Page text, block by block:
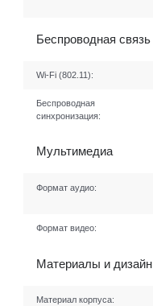
Беспроводная связь
Wi-Fi (802.11):
Беспроводная
синхронизация:
Мультимедиа
Формат аудио:
Формат видео:
Материалы и дизайн
Материал корпуса: